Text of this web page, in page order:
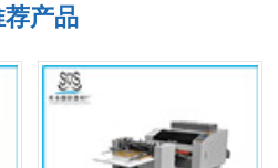
荐产品